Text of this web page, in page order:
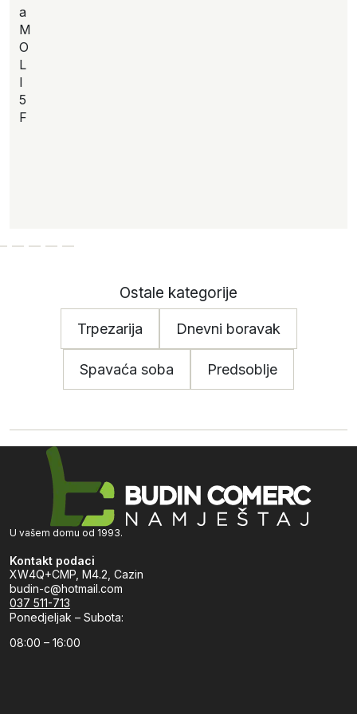
a
M
O
L
I
5
F
Ostale kategorije
Trpezarija Dnevni boravak
Spavaća soba Predsoblje
U vašem domu od 1993.
Kontakt podaci
XW4Q+CMP, M4.2, Cazin
budin-c@hotmail.com
037 511-713
Ponedjeljak – Subota:
08:00 – 16:00